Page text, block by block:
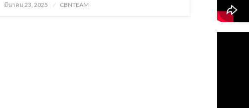
Posted
มีนาคม 23, 2025 CBNTEAM